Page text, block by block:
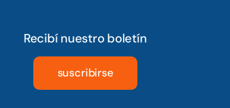
Recibí nuestro boletín
suscribirse